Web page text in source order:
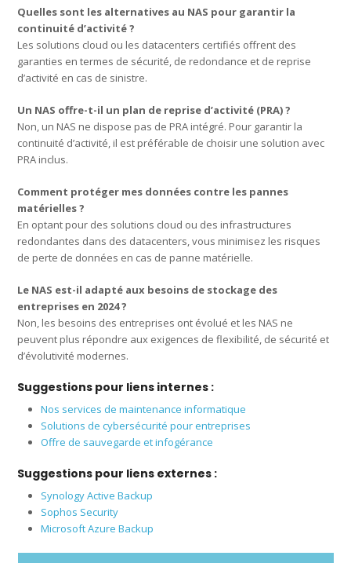
Quelles sont les alternatives au NAS pour garantir la
continuité d’activité ?
Les solutions cloud ou les datacenters certifiés offrent des
garanties en termes de sécurité, de redondance et de reprise
d’activité en cas de sinistre.
Un NAS offre-t-il un plan de reprise d’activité (PRA) ?
Non, un NAS ne dispose pas de PRA intégré. Pour garantir la
continuité d’activité, il est préférable de choisir une solution avec
PRA inclus.
Comment protéger mes données contre les pannes
matérielles ?
En optant pour des solutions cloud ou des infrastructures
redondantes dans des datacenters, vous minimisez les risques
de perte de données en cas de panne matérielle.
Le NAS est-il adapté aux besoins de stockage des
entreprises en 2024 ?
Non, les besoins des entreprises ont évolué et les NAS ne
peuvent plus répondre aux exigences de flexibilité, de sécurité et
d’évolutivité modernes.
Suggestions pour liens internes :
Nos services de maintenance informatique
Solutions de cybersécurité pour entreprises
Offre de sauvegarde et infogérance
Suggestions pour liens externes :
Synology Active Backup
Sophos Security
Microsoft Azure Backup